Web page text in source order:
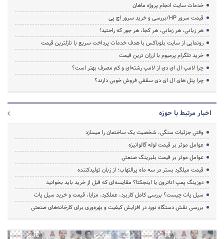
خدمات سایت انجام پروژه ماهان
قیمت سرور HP/بررسی و خرید سرور اچ پی
هر زبانی، هر زمانی، هر کجا، هر جور که راحتید!
رونمایی از سایت بلوباکس با هدف خدمات پرداخت سریع با نازلترین قیمت
خرید تلگرام پرمیوم با ارزان ترین قیمت
چرا لامپ ال ای دی از لامپ رشته‌ای و کم مصرف بهتر است؟
چرا پنل های ال ای دی سقفی فروش خوبی دارند؟
اخبار مرتبط با حوزه
وقتی جزئیات سنگی، شخصیت یک ساختمان را میسازد
عوامل موثر بر قیمت لوله گالوانیزه
عوامل موثر بر قیمت بلبرینگ صنعتی
قیمت میلگرد بستر در سه ماه پرالتهاب؛ از زبان تولیدکننده
دوزینگ پمپ اتاترون یا اینجکتا؟ مقایسه‌ای که قبل از خرید باید بخوانید
سیل پات چیست؟ بررسی کامل کاربرد، عملکرد، مزایا، قیمت و خرید سیل پات
بررسی نقش دستگاه نورد در افزایش کیفیت و بهره‌وری برای کارخانه‌های صنعتی